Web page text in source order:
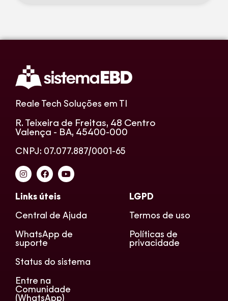
Reale Tech Soluções em TI
R. Teixeira de Freitas, 48 Centro
Valença - BA, 45400-000
CNPJ: 07.077.887/0001-65
Links úteis
Central de Ajuda
WhatsApp de
suporte
Status do sistema
Entre na
Comunidade
(WhatsApp)
LGPD
Termos de uso
Políticas de
privacidade